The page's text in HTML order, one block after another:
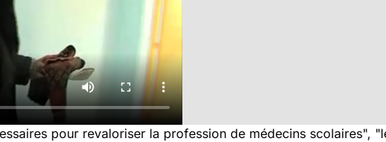
pour revaloriser la profession de médecins scolaires",